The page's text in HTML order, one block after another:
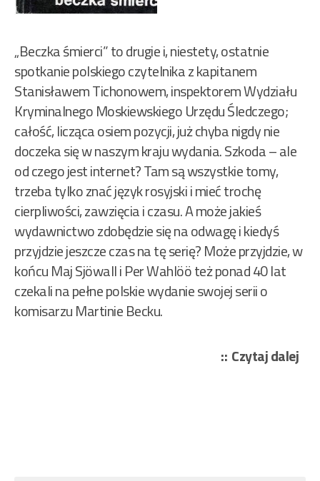
„Beczka śmierci” to drugie i, niestety, ostatnie
spotkanie polskiego czytelnika z kapitanem
Stanisławem Tichonowem, inspektorem Wydziału
Kryminalnego Moskiewskiego Urzędu Śledczego;
całość, licząca osiem pozycji, już chyba nigdy nie
doczeka się w naszym kraju wydania. Szkoda – ale
od czego jest internet? Tam są wszystkie tomy,
trzeba tylko znać język rosyjski i mieć trochę
cierpliwości, zawzięcia i czasu. A może jakieś
wydawnictwo zdobędzie się na odwagę i kiedyś
przyjdzie jeszcze czas na tę serię? Może przyjdzie, w
końcu Maj Sjöwall i Per Wahlöö też ponad 40 lat
czekali na pełne polskie wydanie swojej serii o
komisarzu Martinie Becku.
Czytaj dalej